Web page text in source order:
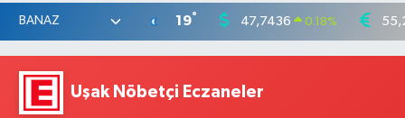
19° 47,7436 0.18%
Uşak Nöbetçi Eczaneler